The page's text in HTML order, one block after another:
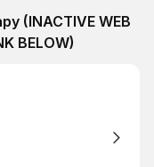
(INACTIVE WEB
BELOW)